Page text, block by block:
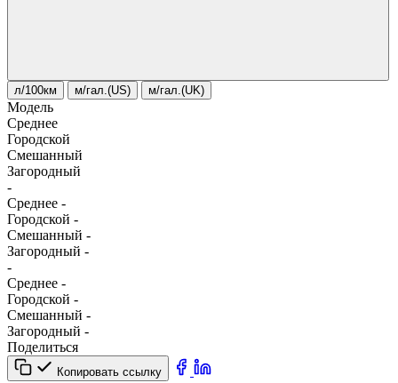
л/100км м/гал.(US) м/гал.(UK)
Модель
Среднее
Городской
Смешанный
Загородный
-
Среднее -
Городской -
Смешанный -
Загородный -
-
Среднее -
Городской -
Смешанный -
Загородный -
Поделиться
Копировать ссылку